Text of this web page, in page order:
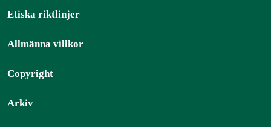
Etiska riktlinjer
Allmänna villkor
Copyright
Arkiv